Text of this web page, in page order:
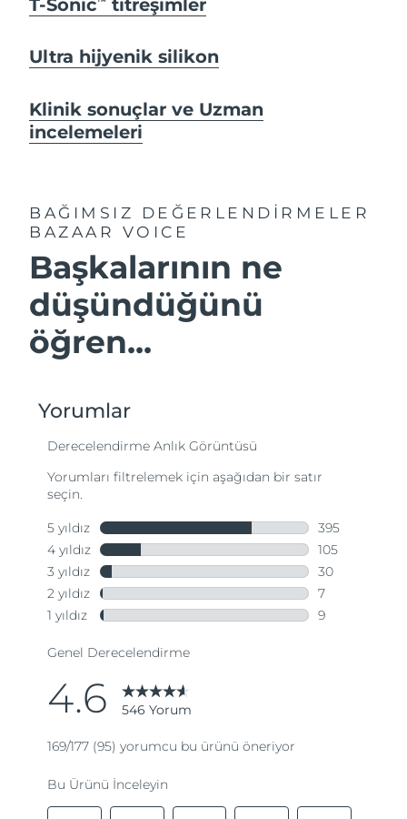
T-Sonic titreşimler
Ultra hijyenik silikon
Klinik sonuçlar ve Uzman
incelemeleri
BAĞIMSIZ DEĞERLENDİRMELER
BAZAAR VOICE
Başkalarının ne
düşündüğünü
öğren...